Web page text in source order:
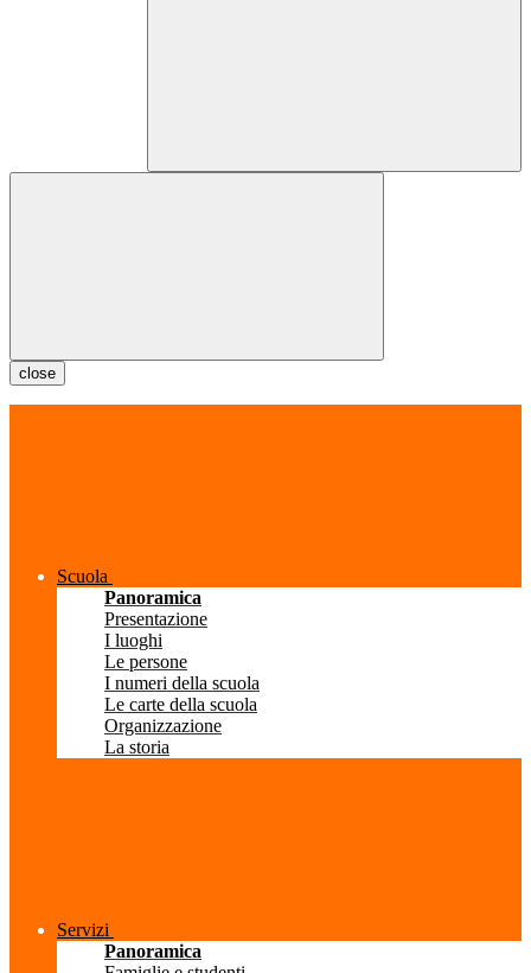
close
Scuola
Panoramica
Presentazione
I luoghi
Le persone
I numeri della scuola
Le carte della scuola
Organizzazione
La storia
Servizi
Panoramica